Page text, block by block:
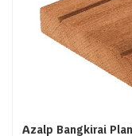
Azalp Bangkirai